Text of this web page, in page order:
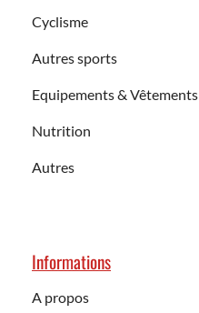
Cyclisme
Autres sports
Equipements & Vêtements
Nutrition
Autres
Informations
A propos